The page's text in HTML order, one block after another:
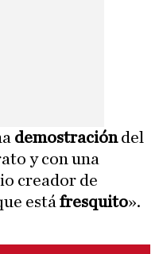
demostracióndel
y con una
creador de
está fresquito».